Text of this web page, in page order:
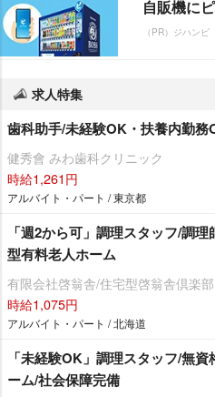
自販機に
（PR）ジハンピ
求人特集
歯科助手/未経験OK・扶養内勤務
健秀會 みわ歯科クリニック
時給1,261円
アルバイト・パート / 東京都
「週2から可」調理スタッフ/調
型有料老人ホーム
有限会社啓翁舎/住宅型啓翁舎倶楽部
時給1,075円
アルバイト・パート / 北海道
「未経験OK」調理スタッフ/無
ーム/社会保障完備